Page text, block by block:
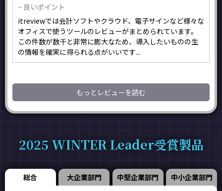
− 良いポイント
itreviewでは会計ソフトやクラウド、電子サインなど様々な
オフィスで使うツールのレビューがまとめられています。
この件数が数千と非常に膨大なため、導入したいものの生
の情報を確実に得られる点がいいです...
もっとレビューを読む
2025 WINTER Leader受賞製品
総合 大企業部門 中堅企業部門 中小企業部門